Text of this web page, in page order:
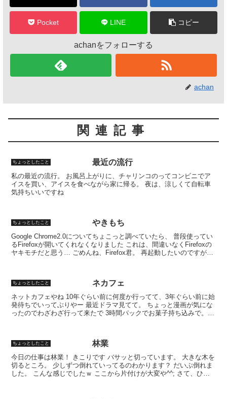
k Pocket LINE コピー
achanをフォローする
achan
関連記事
ちょっとしたこと 最近の流行
私の最近の流行。 お風呂上がりに、チャリンコのってコンビニでア
イスを買い、アイスを食べながら家に帰る。 夜は、涼しくて自転車
気持ちいいですね
ちょっとしたこと やきもち
Google Chrome2.0についてちょこっと調べていたら、 普段使ってい
るFirefoxが開いてくれなくなりました これは、間違いなくFirefoxの
ヤキモチだと思う… ごめんね、Firefox君。 再起動したいのですが、
ちょっとしたこと ネカフェ
ネットカフェやね 10年ぐらい前に何度か行ってて、3年ぐらい前に始
発待ちでいってぶりやー 最近ドラマ見てて。 ちょっと漫画が気にな
ったのでわざわざ行って来たで 3時間パックでお菓子持ち込みで。
ちょっとしたこと 林業
今日の仕事は林業！ きこりです バサッと切っています。 大きな木を
切るところ。 少しずつ倒れていってるのわかります？ だいぶ倒れま
した。 こんな感じでしたｗ ここから片付けが大変や^^; さて、ひと